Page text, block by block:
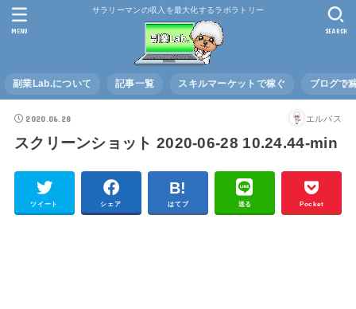
サラリーマンの収入を最大化するラボラトリー
副業Lab.について 記事一覧 スキルマーケットで稼ぐ ブログで
SEARCH
MENU
2020.06.28 エルバス
スクリーンショット 2020-06-28 10.24.44-min
ツイート シェア はてブ 送る Pocket